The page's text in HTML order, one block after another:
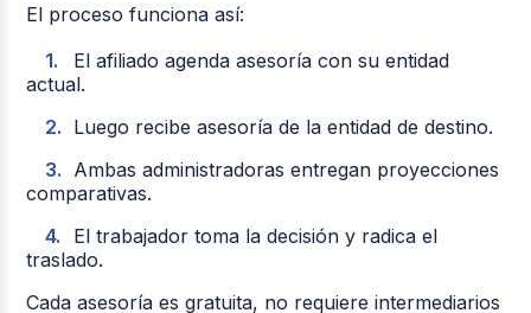
El proceso funciona así:
El afiliado agenda asesoría con su entidad
actual.
Luego recibe asesoría de la entidad de destino.
Ambas administradoras entregan proyecciones
comparativas.
El trabajador toma la decisión y radica el
traslado.
Cada asesoría esgratuita, no requiere intermediarios